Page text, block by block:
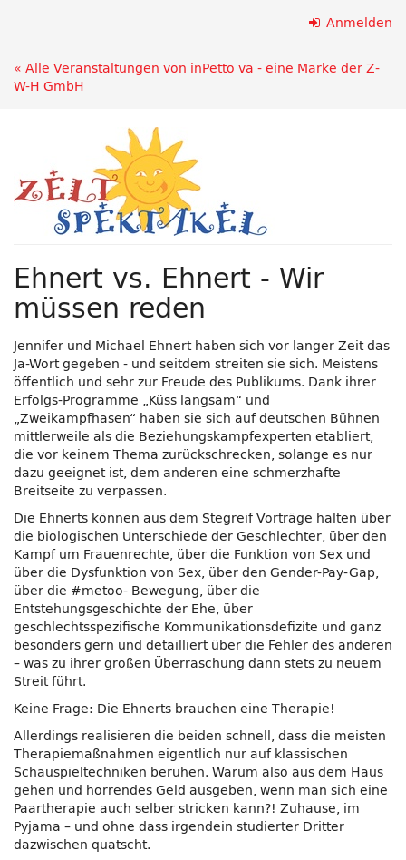
springen
Anmelden
« Alle Veranstaltungen von inPetto va - eine Marke der Z-
W-H GmbH
Ehnert vs. Ehnert - Wir
müssen reden
Jennifer und Michael Ehnert haben sich vor langer Zeit das
Ja-Wort gegeben - und seitdem streiten sie sich. Meistens
öffentlich und sehr zur Freude des Publikums. Dank ihrer
Erfolgs-Programme „Küss langsam“ und
„Zweikampfhasen“ haben sie sich auf deutschen Bühnen
mittlerweile als die Beziehungskampfexperten etabliert,
die vor keinem Thema zurückschrecken, solange es nur
dazu geeignet ist, dem anderen eine schmerzhafte
Breitseite zu verpassen.
Die Ehnerts können aus dem Stegreif Vorträge halten über
die biologischen Unterschiede der Geschlechter, über den
Kampf um Frauenrechte, über die Funktion von Sex und
über die Dysfunktion von Sex, über den Gender-Pay-Gap,
über die #metoo- Bewegung, über die
Entstehungsgeschichte der Ehe, über
geschlechtsspezifische Kommunikationsdefizite und ganz
besonders gern und detailliert über die Fehler des anderen
– was zu ihrer großen Überraschung dann stets zu neuem
Streit führt.
Keine Frage: Die Ehnerts brauchen eine Therapie!
Allerdings realisieren die beiden schnell, dass die meisten
Therapiemaßnahmen eigentlich nur auf klassischen
Schauspieltechniken beruhen. Warum also aus dem Haus
gehen und horrendes Geld ausgeben, wenn man sich eine
Paartherapie auch selber stricken kann?! Zuhause, im
Pyjama – und ohne dass irgendein studierter Dritter
dazwischen quatscht.